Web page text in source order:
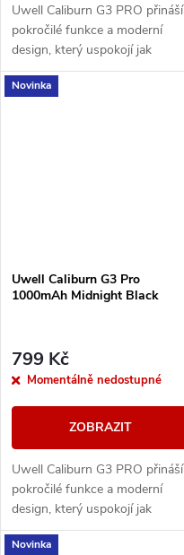
Uwell Caliburn G3 PRO přináší
pokročilé funkce a moderní
design, který uspokojí jak
začátečníky, tak pokročilé
vapery. S barevným LCD
Novinka
Uwell Caliburn G3 Pro
1000mAh Midnight Black
799 Kč
Momentálně nedostupné
ZOBRAZIT
Uwell Caliburn G3 PRO přináší
pokročilé funkce a moderní
design, který uspokojí jak
začátečníky, tak pokročilé
vapery. S barevným LCD
Novinka